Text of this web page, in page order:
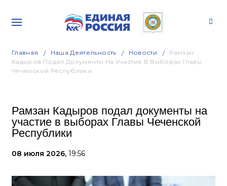
Главная Наша Деятельность Новости
Рамзан
Кадыров Подал Документы На Участие В Выборах Главы
Чеченской Республики
Рамзан Кадыров подал документы на
участие в выборах Главы Чеченской
Республики
08 июля 2026, 19:56